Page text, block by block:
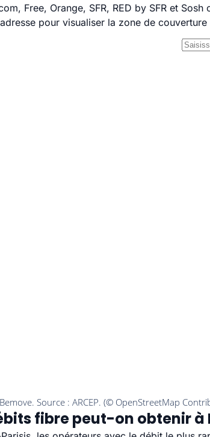
Free, Orange, SFR, RED by SFR et
pour visualiser la zone de
fibre peut-on obtenir